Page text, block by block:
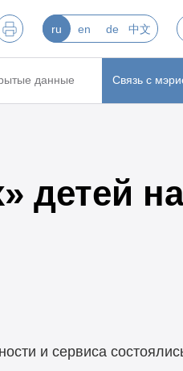
ru en de 中文
данные Связь с
детей на
и сервиса